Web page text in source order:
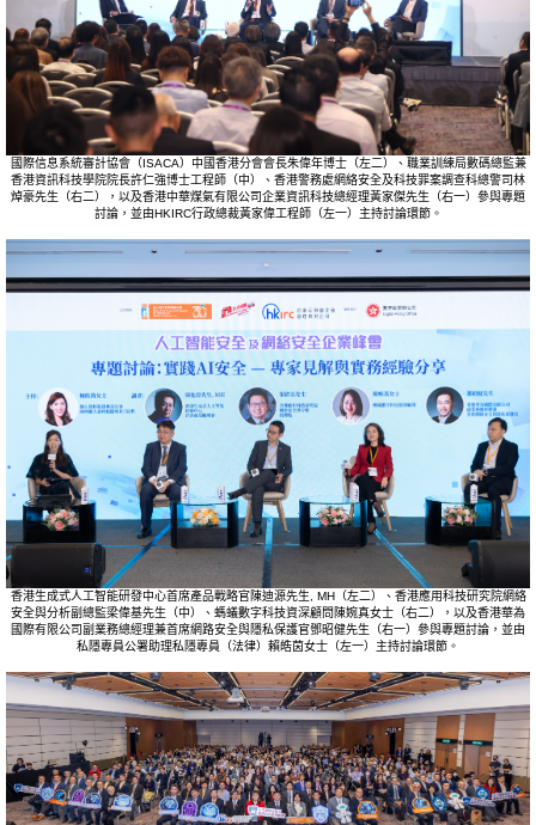
國際信息系統審計協會（ISACA）中國香港分會會長朱偉年博士（左二）、職業訓練局數碼總監兼
香港資訊科技學院院長許仁強博士工程師（中）、香港警務處網絡安全及科技罪案調查科總警司林
焯豪先生（右二），以及香港中華煤氣有限公司企業資訊科技總經理黃家傑先生（右一）參與專題
討論，並由HKIRC行政總裁黃家偉工程師（左一）主持討論環節。
香港生成式人工智能研發中心首席產品戰略官陳迪源先生, MH（左二）、香港應用科技研究院網絡
安全與分析副總監梁偉基先生（中）、螞蟻數字科技資深顧問陳婉真女士（右二），以及香港華為
國際有限公司副業務總經理兼首席網路安全與隱私保護官鄧昭健先生（右一）參與專題討論，並由
私隱專員公署助理私隱專員（法律）賴皓茵女士（左一）主持討論環節。